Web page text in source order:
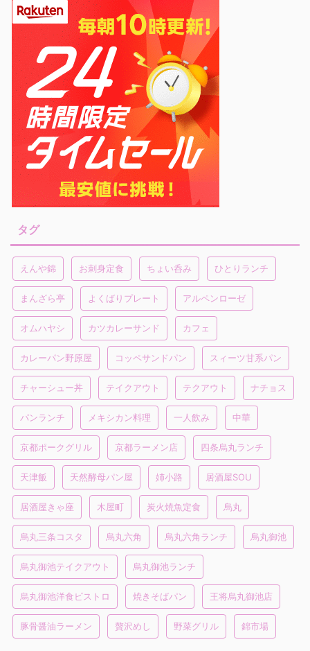
タグ
えんや錦 お刺身定食 ちょい呑み ひとりランチ
まんざら亭 よくばりプレート アルペンローゼ
オムハヤシ カツカレーサンド カフェ
カレーパン野原屋 コッペサンドパン スィーツ甘系パン
チャーシュー丼 テイクアウト テクアウト ナチョス
パンランチ メキシカン料理 一人飲み 中華
京都ポークグリル 京都ラーメン店 四条烏丸ランチ
天津飯 天然酵母パン屋 姉小路 居酒屋SOU
居酒屋きゃ座 木屋町 炭火焼魚定食 烏丸
烏丸三条コスタ 烏丸六角 烏丸六角ランチ 烏丸御池
烏丸御池テイクアウト 烏丸御池ランチ
烏丸御池洋食ビストロ 焼きそばパン 王将烏丸御池店
豚骨醤油ラーメン 贅沢めし 野菜グリル 錦市場